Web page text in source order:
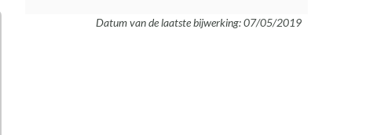
WEBSITE
Datum van de laatste bijwerking: 07/05/2019